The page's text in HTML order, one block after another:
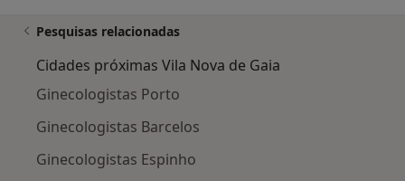
Pesquisas relacionadas
Cidades próximas Vila Nova de Gaia
Ginecologistas Porto
Ginecologistas Barcelos
Ginecologistas Espinho